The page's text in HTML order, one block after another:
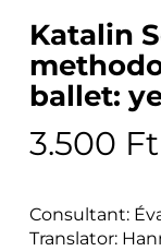
Katalin
ballet:
3.500 Ft
Consultant:
Translator: